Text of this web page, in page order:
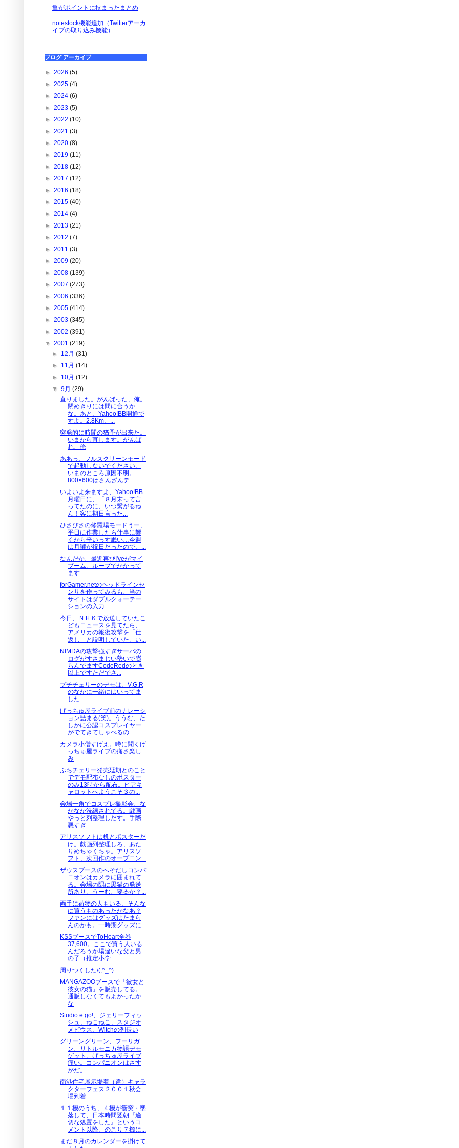
亀がポイントに挟まったまとめ
notestock機能追加（Twitterアーカ
イブの取り込み機能）
ブログ アーカイブ
► 2026 (5)
► 2025 (4)
► 2024 (6)
► 2023 (5)
► 2022 (10)
► 2021 (3)
► 2020 (8)
► 2019 (11)
► 2018 (12)
► 2017 (12)
► 2016 (18)
► 2015 (40)
► 2014 (4)
► 2013 (21)
► 2012 (7)
► 2011 (3)
► 2009 (20)
► 2008 (139)
► 2007 (273)
► 2006 (336)
► 2005 (414)
► 2003 (345)
► 2002 (391)
▼ 2001 (219)
► 12月(31)
► 11月(14)
► 10月(12)
▼9月(29)
直りました。がんばった、俺。
閉めきりには間に合うか
な。あと、Yahoo!BB開通で
すよ。2.8Km、...
突発的に時間の猶予が出来た。
いまから直します。がんば
れ、俺
ああっ、フルスクリーンモード
で起動しないでください。
いまのところ原因不明。
800×600はさんざんテ...
いよいよ来ますよ、Yahoo!BB
月曜日に、「８月末って言
ってたのに、いつ繋がるね
ん！客に期日言った...
ひさびさの修羅場モードうー、
平日に作業したら仕事に響
くから辛いっす眠い…今週
は月曜が祝日だったので、...
なんだか、最近再びI'veがマイ
ブーム。ループでかかって
ます
forGamer.netのヘッドラインセ
ンサを作ってみるも、当の
サイトはダブルクォーテー
ションの入力...
今日、ＮＨＫで放送していたこ
どもニュースを見てたら、
アメリカの報復攻撃を「仕
返し」と説明していた。い...
NIMDAの攻撃強すぎサーバの
ログがすさまじい勢いで膨
らんでますCodeRedのとき
以上ですただでさ...
プチチェリーのデモは、V.G.R
のなかに一緒にはいってま
した
げっちゅ屋ライブ前のナレーシ
ョン詰まる(笑)。ううむ、た
しかに公認コスプレイヤー
がでてきてしゃべるの...
カメラ小僧すげえ。噂に聞くげ
っちゅ屋ライブの痛さ楽し
み
ぷちチェリー発売延期とのこと
でデモ配布なしのポスター
のみ13時から配布。ピアキ
ャロットへようこそ３の...
会場一角でコスプレ撮影会、な
かなか洗練されてる。戯画
やっと列整理しだす。手際
悪すぎ
アリスソフトは机とポスターだ
け。戯画列整理しろ、あた
りめちゃくちゃ。アリスソ
フト、次回作のオープニン...
ザウスブースのへそだしコンパ
ニオンはカメラに囲まれて
る。会場の隅に黒猫の発送
所あり。うーむ、要るか？...
両手に荷物の人もいる、そんな
に買うものあったかなあ？
ファンにはグッズはたまら
んのかも。一時期グッズに...
KSSブースでToHeart全巻
37,600。ここで買う人いる
んだろうか場違いな父と男
の子（推定小学...
周りつくした/(;^_^)
MANGAZOOブースで「彼女と
彼女の猫」を販売してる。
通販しなくてもよかったか
な
Studio.e.go!、ジェリーフィッ
シュ、ねこねこ、スタジオ
メビウス、Witchの列長い
グリーングリーン、フーリガ
ン、リトルモニカ物語デモ
ゲット。げっちゅ屋ライブ
痛い。コンパニオンはさす
がだ。
南港住宅展示場着（違）キャラ
クターフェス２００１秋会
場到着
１１機のうち、４機が衝突・墜
落して、日本時間翌朝『適
切な処置をした』というコ
メント以降、のこり７機に...
まだ８月のカレンダーを掛けて